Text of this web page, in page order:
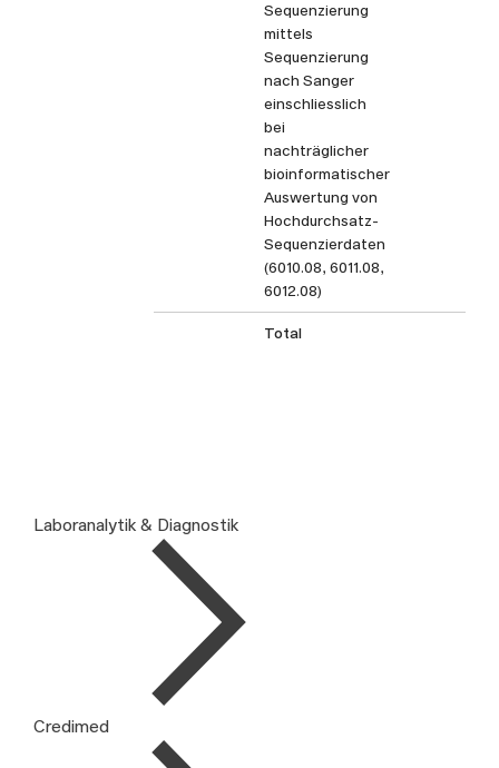
Sequenzierung
mittels
Sequenzierung
nach Sanger
einschliesslich
bei
nachträglicher
bioinformatischer
Auswertung von
Hochdurchsatz-
Sequenzierdaten
(6010.08, 6011.08,
6012.08)
Total
Laboranalytik & Diagnostik
Credimed